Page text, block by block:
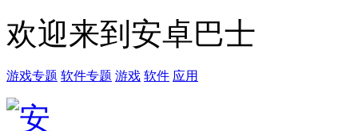
欢迎来到安卓巴士
游戏专题 软件专题 游戏 软件 应用